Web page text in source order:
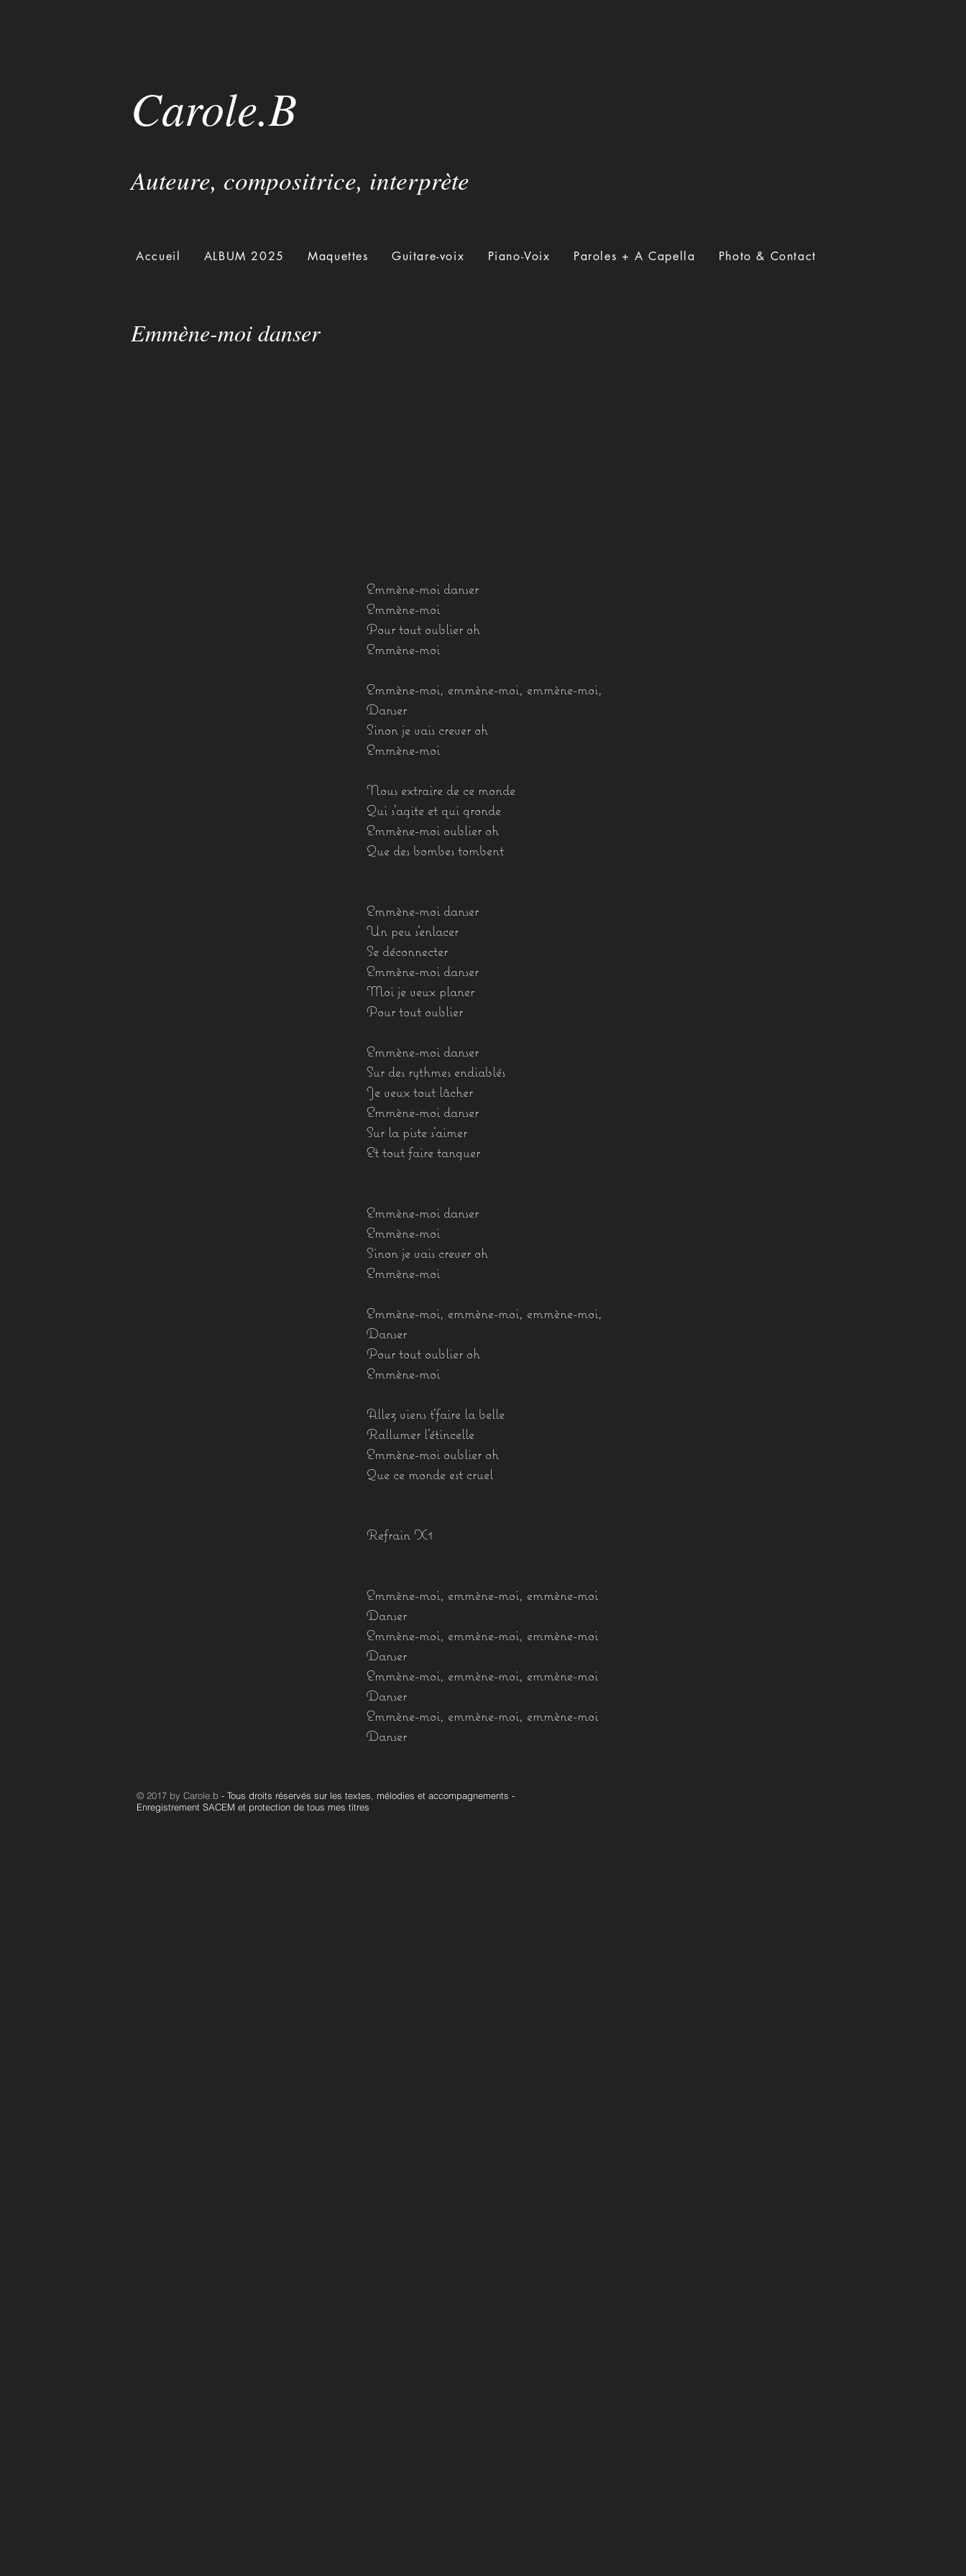
Carole.B
Auteure, compositrice, interprète
Accueil ALBUM 2025 Maquettes Guitare-voix Piano-Voix Paroles + A Capella Photo & Contact
Emmène-moi danser
Emmène-moi danser
Emmène-moi
Pour tout oublier oh
Emmène-moi
Emmène-moi, emmène-moi, emmène-moi,
Danser
Sinon je vais crever oh
Emmène-moi
Nous extraire de ce monde
Qui s’agite et qui gronde
Emmène-moi oublier oh
Que des bombes tombent
Emmène-moi danser
Un peu s’enlacer
Se déconnecter
Emmène-moi danser
Moi je veux planer
Pour tout oublier
Emmène-moi danser
Sur des rythmes endiablés
Je veux tout lâcher
Emmène-moi danser
Sur la piste s’aimer
Et tout faire tanguer
Emmène-moi danser
Emmène-moi
Sinon je vais crever oh
Emmène-moi
Emmène-moi, emmène-moi, emmène-moi,
Danser
Pour tout oublier oh
Emmène-moi
Allez viens t’faire la belle
Rallumer l’étincelle
Emmène-moi oublier oh
Que ce monde est cruel
Refrain X1
Emmène-moi, emmène-moi, emmène-moi
Danser
Emmène-moi, emmène-moi, emmène-moi
Danser
Emmène-moi, emmène-moi, emmène-moi
Danser
Emmène-moi, emmène-moi, emmène-moi
Danser
© 2017 by Carole.b - Tous droits réservés sur les textes, mélodies et accompagnements -
Enregistrement SACEM et protection de tous mes titres